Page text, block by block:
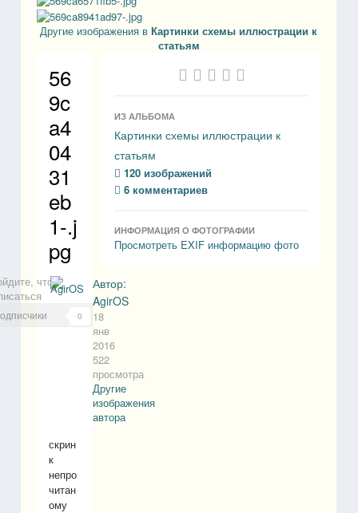
Другие изображения вКартинки схемы иллюстрации к
статьям
56
9c
a4
04
31
eb
1-.j
pg
чтобы
0
Автор:
AgirOS
18
янв
2016
522
просмотра
Другие
изображения
автора
скрин
к
непро
читан
ому
ИЗ АЛЬБОМА
Картинки схемы иллюстрации к
статьям
120 изображений
6 комментариев
ИНФОРМАЦИЯ О ФОТОГРАФИИ
Просмотреть EXIF информацию фото